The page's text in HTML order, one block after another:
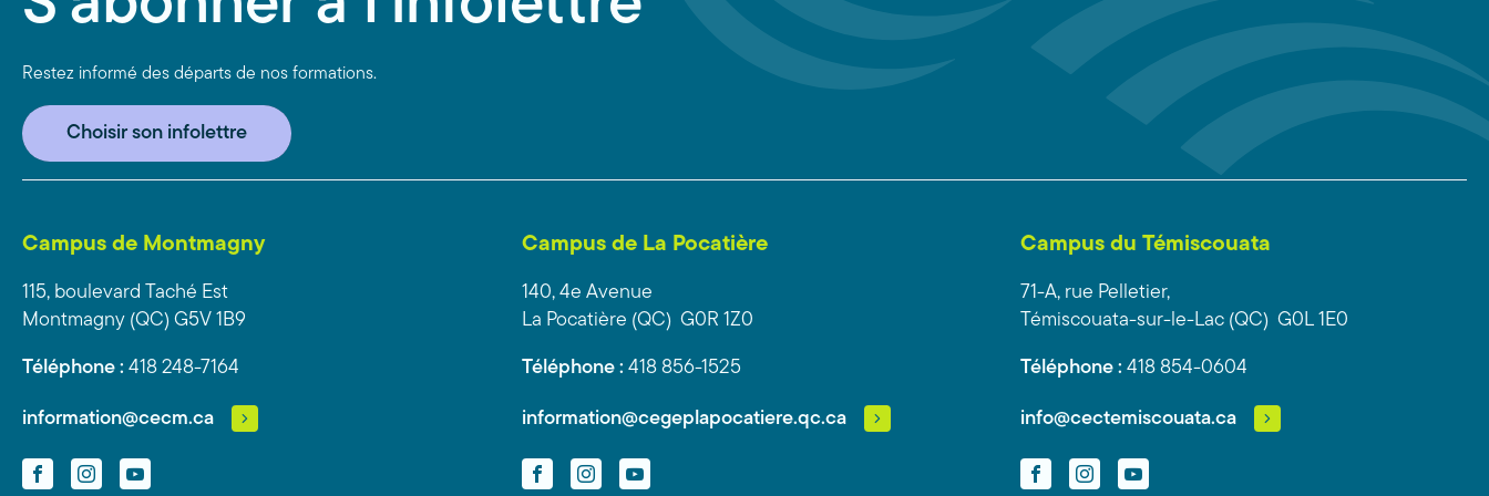
Restez informé des départs de nos formations.
Choisir son infolettre
Campus de Montmagny
115, boulevard Taché Est
Montmagny (QC) G5V 1B9
Téléphone : 418 248-7164
information@cecm.ca
FacebookInstagramYouTube
Campus de La Pocatière
140, 4e Avenue
La Pocatière (QC) G0R 1Z0
Téléphone : 418 856-1525
information@cegeplapocatiere.qc.ca
FacebookInstagramYouTube
Campus du Témiscouata
71-A, rue Pelletier,
Témiscouata-sur-le-Lac (QC) G0L 1E0
Téléphone : 418 854-0604
info@cectemiscouata.ca
FacebookInstagramYouTube